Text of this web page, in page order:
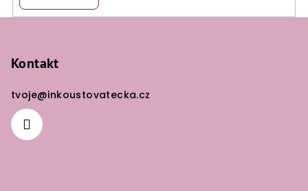
Kontakt
tvoje@inkoustovatecka.cz